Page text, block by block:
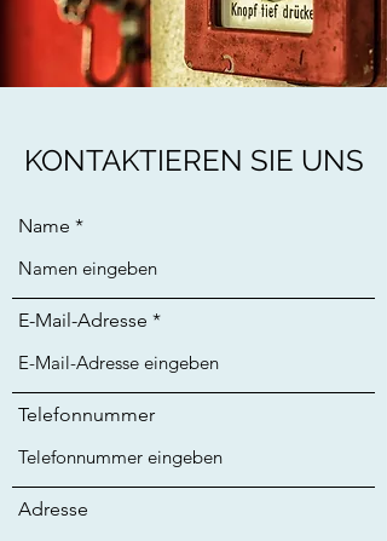
KONTAKTIEREN SIE UNS
Name
E-Mail-Adresse
Telefonnummer
Adresse